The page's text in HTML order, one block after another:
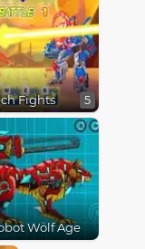
Fights 5
Wolf Age